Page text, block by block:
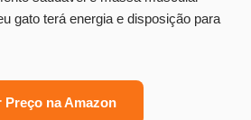
gato terá energia e disposição para
Preço na Amazon